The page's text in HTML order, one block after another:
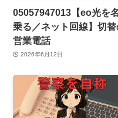
05057947013【eo光を名
乗る／ネット回線】切
営業電話
2026年6月12日